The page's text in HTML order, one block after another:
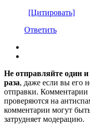
[Цитировать]
Ответить
Не отправляйте один
раза, даже если вы его
отправки.
проверяются на
комментарии могут
затрудняет модерацию.